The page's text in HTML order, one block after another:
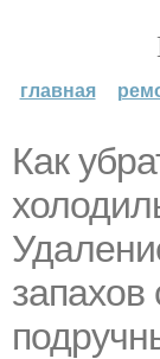
главная
Как